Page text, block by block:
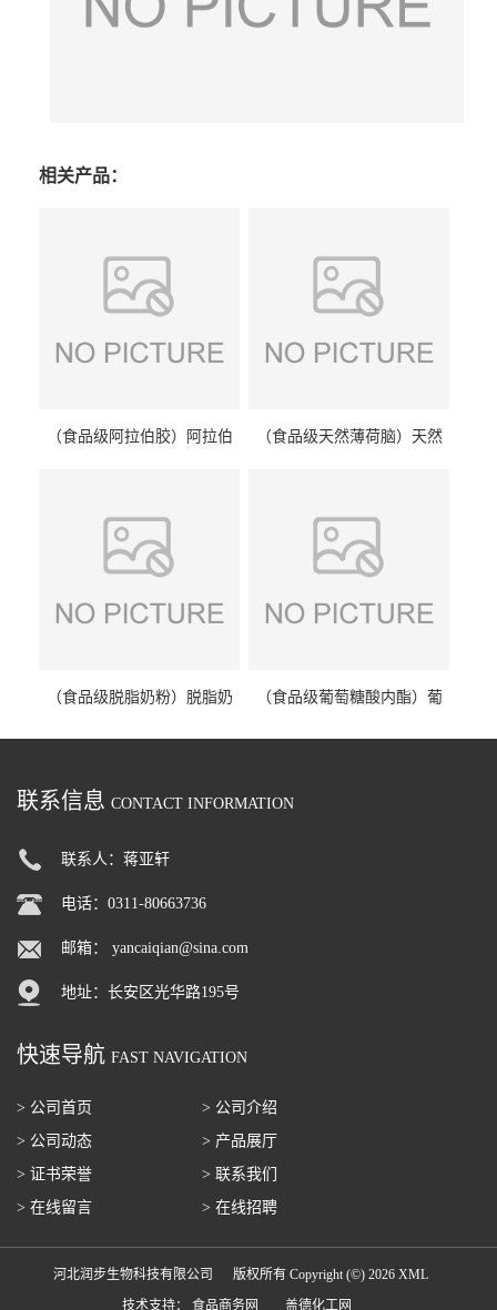
相关产品：
（食品级阿拉伯胶）阿拉伯
（食品级天然薄荷脑）天然
（食品级脱脂奶粉）脱脂奶
（食品级葡萄糖酸内酯）葡
联系信息 CONTACT INFORMATION
联系人：蒋亚轩
电话：0311-80663736
邮箱： yancaiqian@sina.com
地址：长安区光华路195号
快速导航 FAST NAVIGATION
> 公司首页
> 公司介绍
> 公司动态
> 产品展厅
> 证书荣誉
> 联系我们
> 在线留言
> 在线招聘
河北润步生物科技有限公司 版权所有 Copyright (©) 2026 XML
技术支持： 食品商务网 盖德化工网